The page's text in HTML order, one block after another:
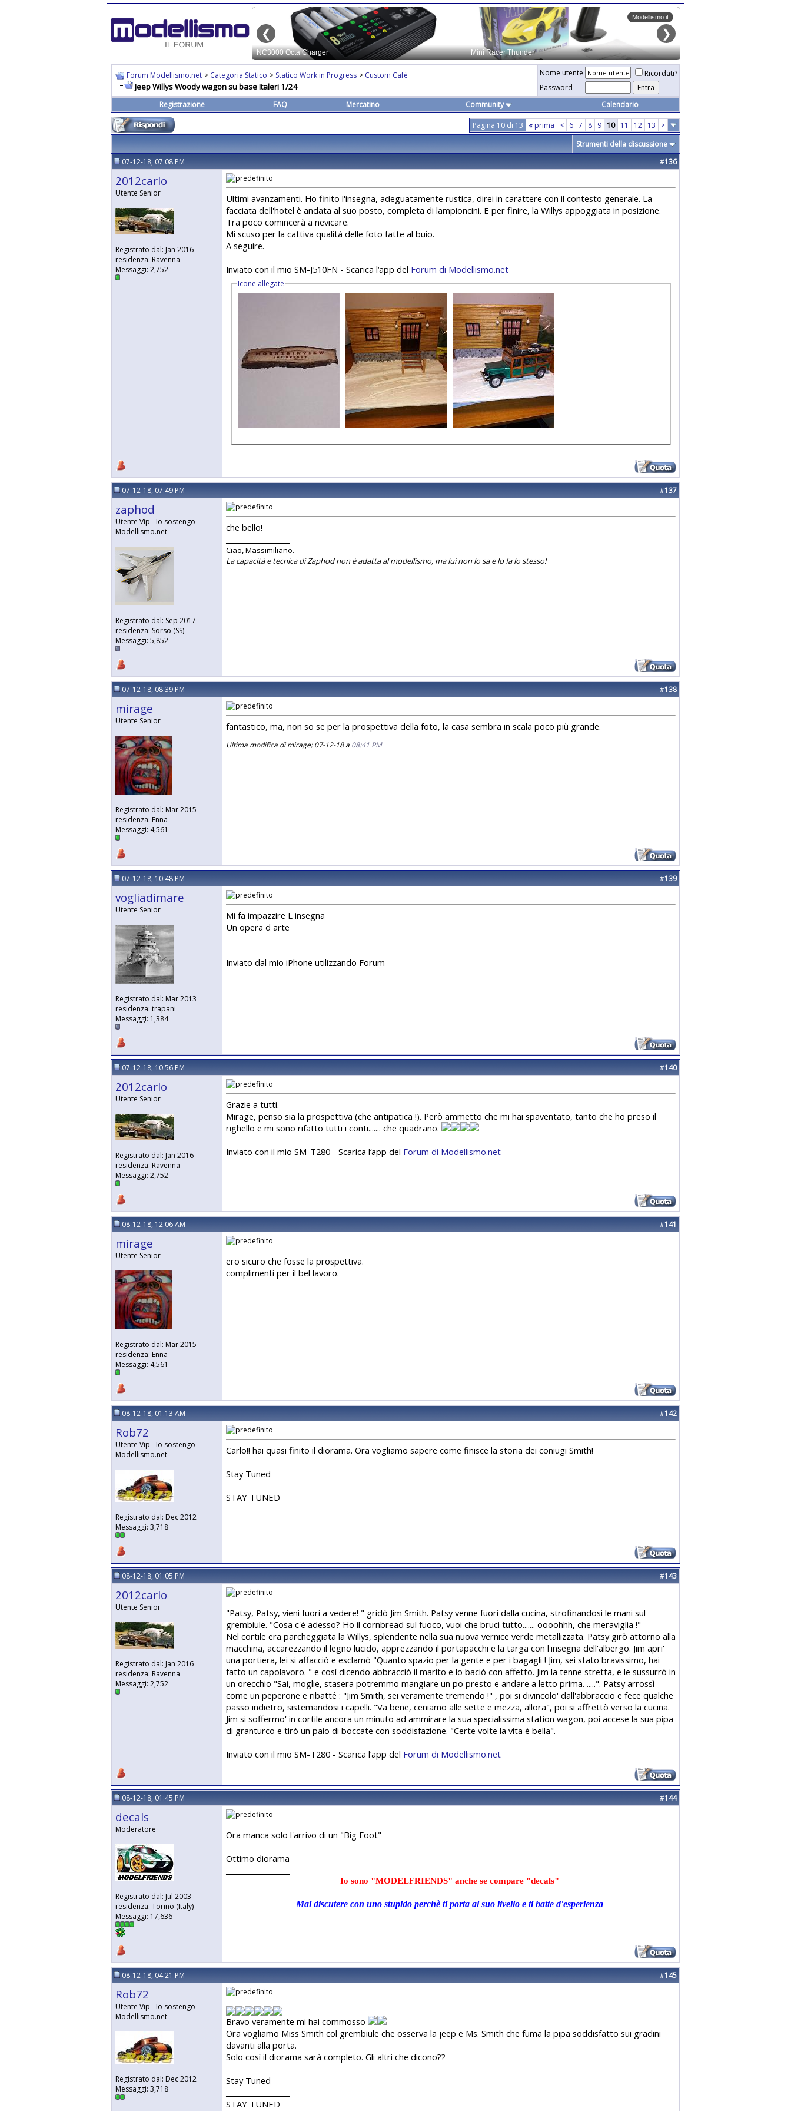
Forum Modellismo.net > Categoria Statico > Statico Work in Progress > Custom Cafè
Jeep Willys Woody wagon su base Italeri 1/24
Nome utente
Ricordati?
Password
Registrazione
FAQ Mercatino Community Calendario
Pagina 10 di 13 « prima < 6 7 8 9 10 11 12 13
>
Strumenti della discussione
07-12-18, 07:08 PM
#136
2012carlo
Utente Senior
Registrato dal: Jan 2016
residenza: Ravenna
Messaggi: 2,752
Ultimi avanzamenti. Ho finito l'insegna, adeguatamente rustica, direi in carattere con il contesto generale. La
facciata dell'hotel è andata al suo posto, completa di lampioncini. E per finire, la Willys appoggiata in posizione.
Tra poco comincerà a nevicare.
Mi scuso per la cattiva qualità delle foto fatte al buio.
A seguire.
Inviato con il mio SM-J510FN - Scarica l‘app del Forum di Modellismo.net
Icone allegate
07-12-18, 07:49 PM #137
zaphod
Utente Vip - Io sostengo
Modellismo.net
Registrato dal: Sep 2017
residenza: Sorso (SS)
Messaggi: 5,852
che bello!
Ciao, Massimiliano.
La capacità e tecnica di Zaphod non è adatta al modellismo, ma lui non lo sa e lo fa lo stesso!
07-12-18, 08:39 PM #138
mirage
Utente Senior
Registrato dal: Mar 2015
residenza: Enna
Messaggi: 4,561
fantastico, ma, non so se per la prospettiva della foto, la casa sembra in scala poco più grande.
Ultima modifica di mirage; 07-12-18 a 08:41 PM
07-12-18, 10:48 PM #139
vogliadimare
Utente Senior
Registrato dal: Mar 2013
residenza: trapani
Messaggi: 1,384
Mi fa impazzire L insegna
Un opera d arte
Inviato dal mio iPhone utilizzando Forum
07-12-18, 10:56 PM #140
2012carlo
Utente Senior
Registrato dal: Jan 2016
residenza: Ravenna
Messaggi: 2,752
Grazie a tutti.
Mirage, penso sia la prospettiva (che antipatica !). Però ammetto che mi hai spaventato, tanto che ho preso il
righello e mi sono rifatto tutti i conti....... che quadrano.
Inviato con il mio SM-T280 - Scarica l‘app del Forum di Modellismo.net
08-12-18, 12:06 AM #141
mirage
Utente Senior
Registrato dal: Mar 2015
residenza: Enna
Messaggi: 4,561
ero sicuro che fosse la prospettiva.
complimenti per il bel lavoro.
08-12-18, 01:13 AM #142
Rob72
Utente Vip - Io sostengo
Modellismo.net
Registrato dal: Dec 2012
Messaggi: 3,718
Carlo!! hai quasi finito il diorama. Ora vogliamo sapere come finisce la storia dei coniugi Smith!
Stay Tuned
STAY TUNED
08-12-18, 01:05 PM #143
2012carlo
Utente Senior
Registrato dal: Jan 2016
residenza: Ravenna
Messaggi: 2,752
"Patsy, Patsy, vieni fuori a vedere! " gridò Jim Smith. Patsy venne fuori dalla cucina, strofinandosi le mani sul
grembiule. "Cosa c'è adesso? Ho il cornbread sul fuoco, vuoi che bruci tutto....... oooohhh, che meraviglia !"
Nel cortile era parcheggiata la Willys, splendente nella sua nuova vernice verde metallizzata. Patsy girò attorno alla
macchina, accarezzando il legno lucido, apprezzando il portapacchi e la targa con l'insegna dell'albergo. Jim apri'
una portiera, lei si affacciò e esclamò "Quanto spazio per la gente e per i bagagli ! Jim, sei stato bravissimo, hai
fatto un capolavoro. " e così dicendo abbracciò il marito e lo baciò con affetto. Jim la tenne stretta, e le sussurrò in
un orecchio "Sai, moglie, stasera potremmo mangiare un po presto e andare a letto prima. .....". Patsy arrossì
come un peperone e ribatté : "Jim Smith, sei veramente tremendo !" , poi si divincolo' dall'abbraccio e fece qualche
passo indietro, sistemandosi i capelli. "Va bene, ceniamo alle sette e mezza, allora", poi si affrettò verso la cucina.
Jim si soffermo' in cortile ancora un minuto ad ammirare la sua specialissima station wagon, poi accese la sua pipa
di granturco e tirò un paio di boccate con soddisfazione. "Certe volte la vita è bella".
Inviato con il mio SM-T280 - Scarica l‘app del Forum di Modellismo.net
08-12-18, 01:45 PM #144
decals
Moderatore
Registrato dal: Jul 2003
residenza: Torino (Italy)
Messaggi: 17,636
Ora manca solo l'arrivo di un "Big Foot"
Ottimo diorama
Io sono "MODELFRIENDS" anche se compare "decals"
Mai discutere con uno stupido perchè ti porta al suo livello e ti batte d'esperienza
08-12-18, 04:21 PM #145
Rob72
Utente Vip - Io sostengo
Modellismo.net
Registrato dal: Dec 2012
Messaggi: 3,718
Bravo veramente mi hai commosso
Ora vogliamo Miss Smith col grembiule che osserva la jeep e Ms. Smith che fuma la pipa soddisfatto sui gradini
davanti alla porta.
Solo così il diorama sarà completo. Gli altri che dicono??
Stay Tuned
STAY TUNED